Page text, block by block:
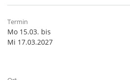
Mo 15.03. bis
Mi 17.03.2027